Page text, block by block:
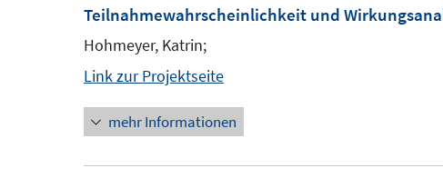
Teilnahmewahrscheinlichkeit und
Hohmeyer, Katrin;
Link zur Projektseite
mehr Informationen